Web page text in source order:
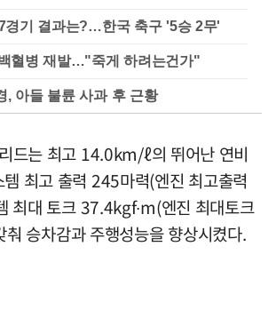
경기 결과는?…한국 축구 '5승 2무'
혈병 재발…"죽게 하려는건가"
, 아들 불륜 사과 후 근황
드는 최고 14.0km/ℓ의 뛰어난 연비
최고 출력 245마력(엔진 최고출력
최대 토크 37.4kgf∙m(엔진 최대토크
승차감과 주행성능을 향상시켰다.